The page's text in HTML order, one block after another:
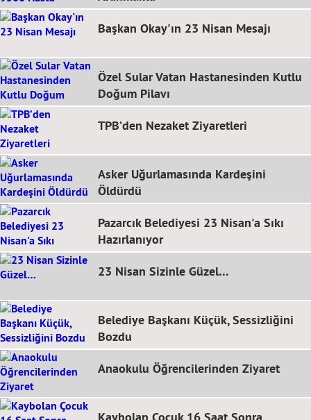
Başkan Okay'ın 23 Nisan Mesajı
Özel Sular Vatan Hastanesinden Kutlu
Doğum Pilavı
TPB’den Nezaket Ziyaretleri
Asker Uğurlamasında Kardeşini
Öldürdü
Pazarcık Belediyesi 23 Nisan'a Sıkı
Hazırlanıyor
23 Nisan Sizinle Güzel…
Belediye Başkanı Küçük, Sessizliğini
Bozdu
Anaokulu Öğrencilerinden Ziyaret